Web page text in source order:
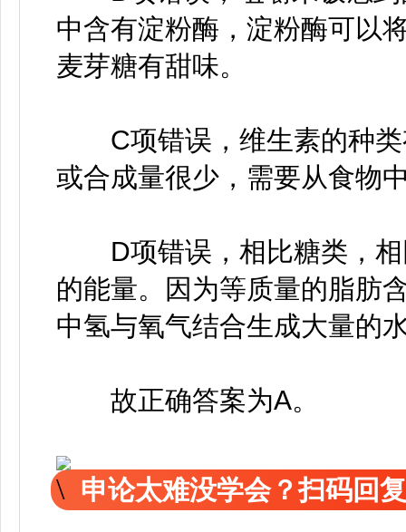
中含有淀粉酶，淀粉酶可以
麦芽糖有甜味。
C项错误，维生素的种类
或合成量很少，需要从食物
D项错误，相比糖类，相
的能量。因为等质量的脂肪
中氢与氧气结合生成大量的
故正确答案为A。
申论太难没学会？扫码回